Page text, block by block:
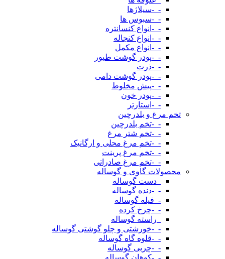
-_-سیلاژها
-_-سبوس ها
-_-انواع کنسانتره
-_-انواع کنجاله
-_-انواع مکمل
-_-پودر گوشت طیور
-_-ذرت
-_-پودر گوشت دامی
-_-پیش مخلوط
-_-پودر خون
-_-استارتر
تخم مرغ و بلدرچین
-_-تخم بلدرچین
-_-تخم شتر مرغ
-_-تخم مرغ محلی و ارگانیک
-_-تخم مرغ پرینت
-_-تخم مرغ صادراتی
محصولات گاوی و گوساله
_دست گوساله
-_-دنده گوساله
-_فیله گوساله
-_-چرخ کرده
_راسته گوساله
-_-خورشتی و چلو گوشتی گوساله
-_-قلوه گاه گوساله
-_-چربی گوساله